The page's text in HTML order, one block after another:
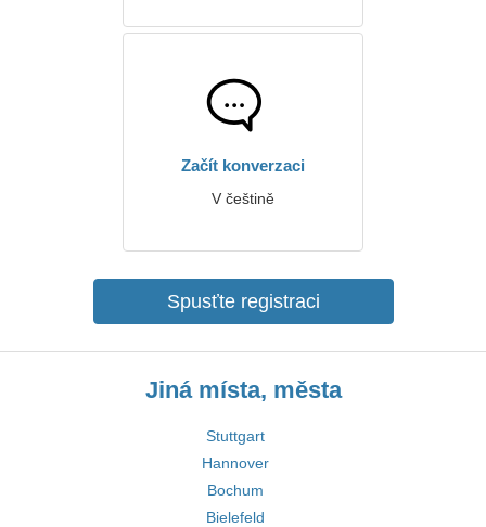
Začít konverzaci
V češtině
Spusťte registraci
Jiná místa, města
Stuttgart
Hannover
Bochum
Bielefeld